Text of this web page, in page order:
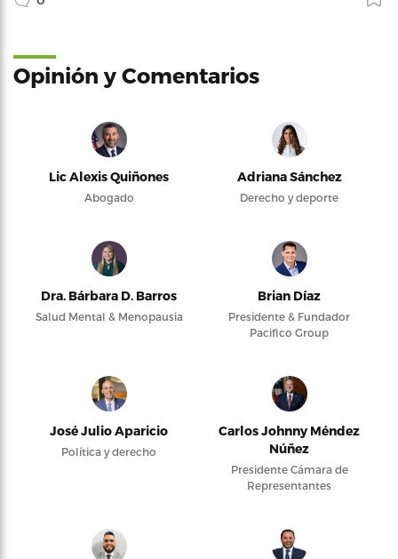
Opinión y Comentarios
Lic Alexis Quiñones
Abogado
Adriana Sánchez
Derecho y deporte
Dra. Bárbara D. Barros
Salud Mental & Menopausia
Brian Díaz
Presidente & Fundador
Pacifico Group
José Julio Aparicio
Política y derecho
Carlos Johnny Méndez
Núñez
Presidente Cámara de
Representantes